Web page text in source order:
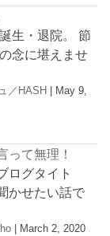
生・退院。 節
念に堪えませ
／HASH
May 9,
って無理！
ログタイト
かせたい話で
| March 2, 2020